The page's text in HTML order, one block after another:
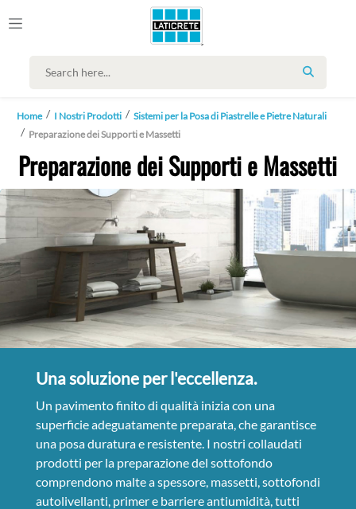
SEARCH
Home I Nostri Prodotti
Sistemi per la Posa di Piastrelle e Pietre Naturali
Preparazione dei Supporti e Massetti
Preparazione dei Supporti e Massetti
Una soluzione per l'eccellenza.
Un pavimento finito di qualità inizia con una
superficie adeguatamente preparata, che garantisce
una posa duratura e resistente. I nostri collaudati
prodotti per la preparazione del sottofondo
comprendono malte a spessore, massetti, sottofondi
autolivellanti, primer e barriere antiumidità, tutti